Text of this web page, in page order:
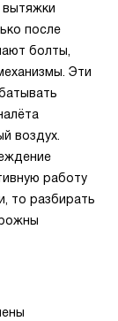
вытяжки
после
болты,
Эти
воздух.
работу
то разбирать